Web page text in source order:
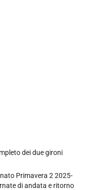
dei due gironi
Primavera 2 2025-
di andata e ritorno